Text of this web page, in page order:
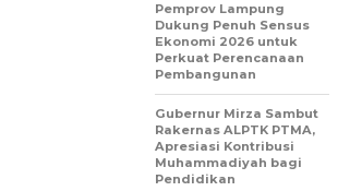
Pemprov Lampung
Dukung Penuh Sensus
Ekonomi 2026 untuk
Perkuat Perencanaan
Pembangunan
Gubernur Mirza Sambut
Rakernas ALPTK PTMA,
Apresiasi Kontribusi
Muhammadiyah bagi
Pendidikan